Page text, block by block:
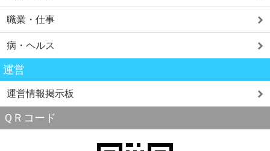
職業・仕事
病・ヘルス
運営
運営情報掲示板
ＱＲコード